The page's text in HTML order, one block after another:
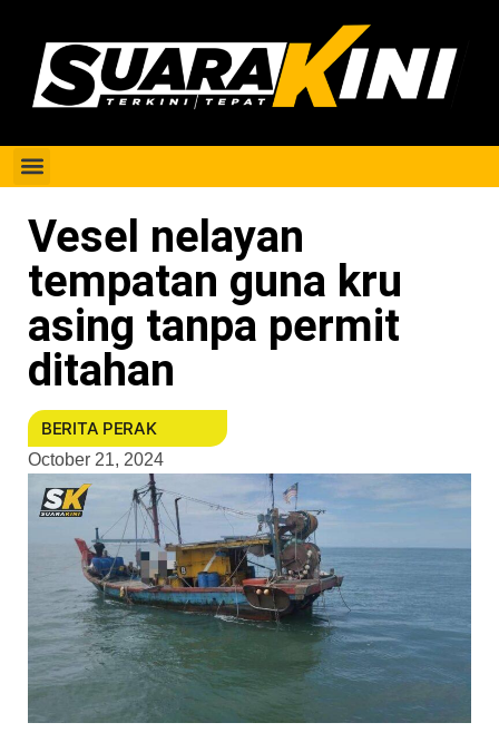
Vesel nelayan
tempatan guna kru
asing tanpa permit
ditahan
BERITA PERAK
October 21, 2024